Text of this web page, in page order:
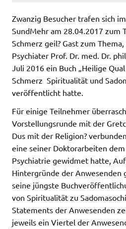
Zwanzig Besucher trafen sich
SundMehr am 28.04.2017 zum
Schmerz geil? Gast zum
Psychiater Prof. Dr. med. Dr.
Juli 2016 ein Buch „Heilige
Schmerz  Spiritualität und
veröffentlicht hatte.
Für einige Teilnehmer
Vorstellungsrunde mit der
Dus mit der Religion?
eine seiner Doktorarbeiten dem
Psychiatrie gewidmet hatte,
Hintergründe der Anwesenden
seine jüngste
von Spiritualität zu
Statements der Anwesenden
jeweils ein Viertel der